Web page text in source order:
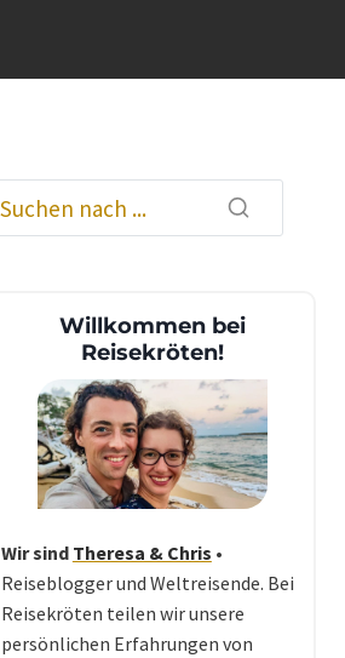
Willkommen bei
Reisekröten!
Wir sind Theresa & Chris •
Reiseblogger und Weltreisende. Bei
Reisekröten teilen wir unsere
persönlichen Erfahrungen von